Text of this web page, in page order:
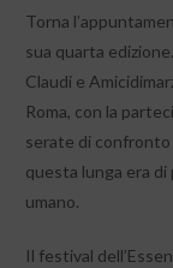
Torna
sua quarta
Claudi e
Roma, con la
serate di
questa lunga era di
umano.
Il festival